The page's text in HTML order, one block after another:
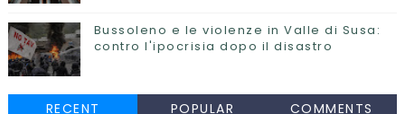
Bussoleno e le violenze in Valle di Susa:
contro l'ipocrisia dopo il disastro
RECENT POPULAR COMMENTS